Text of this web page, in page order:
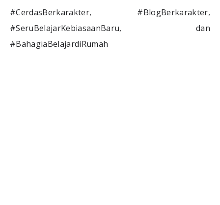
#CerdasBerkarakter, #BlogBerkarakter,
#SeruBelajarKebiasaanBaru, dan
#BahagiaBelajardiRumah